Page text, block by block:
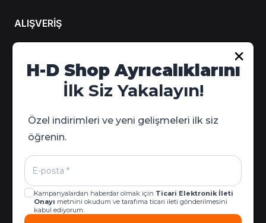
ALIŞVERİŞ
Hesabım
Sipariş Takip
Kampanya Detayları
H-D Shop Ayrıcalıklarını
İlk Siz Yakalayın!
Özel indirimleri ve yeni gelişmeleri ilk siz
öğrenin.
Kampanyalardan haberdar olmak için Ticari Elektronik İleti
Onayı metnini okudum ve tarafıma ticari ileti gönderilmesini
kabul ediyorum.